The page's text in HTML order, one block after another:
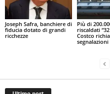
Joseph Safra, banchiere di
fiducia dotato di grandi
ricchezze
Più di
riscaldati
Costco